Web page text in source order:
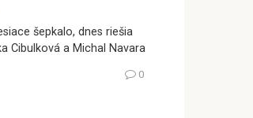
šepkalo, dnes riešia
Cibulková a Michal Navara
0